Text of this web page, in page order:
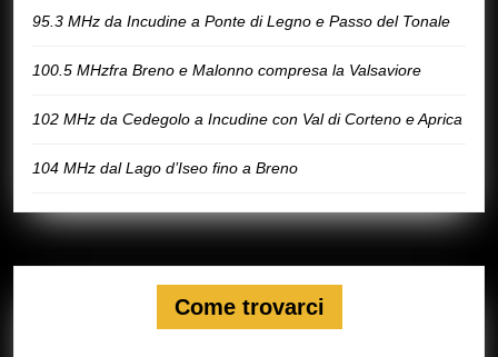
95.3 MHz da Incudine a Ponte di Legno e Passo del Tonale
100.5 MHzfra Breno e Malonno compresa la Valsaviore
102 MHz da Cedegolo a Incudine con Val di Corteno e Aprica
104 MHz dal Lago d’Iseo fino a Breno
Come trovarci